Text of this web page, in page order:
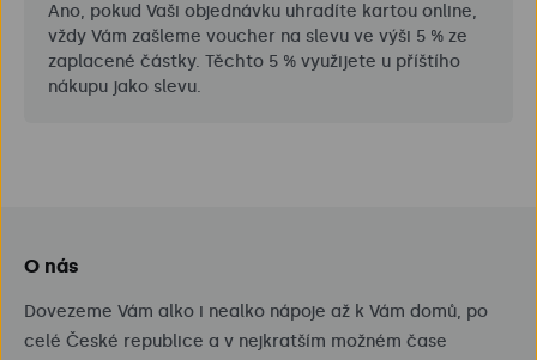
Ano, pokud Vaši objednávku uhradíte kartou online,
vždy Vám zašleme voucher na slevu ve výši 5 % ze
zaplacené částky. Těchto 5 % využijete u příštího
nákupu jako slevu.
O nás
Dovezeme Vám alko i nealko nápoje až k Vám domů, po
celé České republice a v nejkratším možném čase